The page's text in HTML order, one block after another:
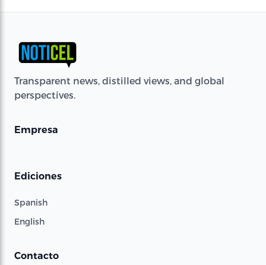
Transparent news, distilled views, and global
perspectives.
Empresa
Ediciones
Spanish
English
Contacto